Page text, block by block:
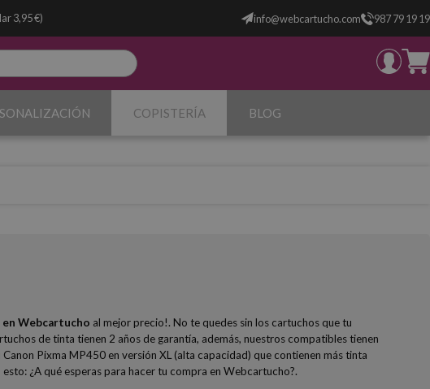
3,95 €) info@webcartucho.com 987 79 19 19
COPISTERÍA BLOG
en Webcartucho al mejor precio!. No te quedes sin los cartuchos que tu
de tinta tienen 2 años de garantía, además, nuestros compatibles tienen
Pixma MP450 en versión XL (alta capacidad) que contienen más tinta
¿A qué esperas para hacer tu compra en Webcartucho?.